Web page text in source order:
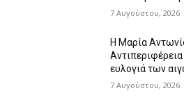
7 Αυγούστου, 2026
Η Μαρία
ευλογιά των
7 Αυγούστου, 2026